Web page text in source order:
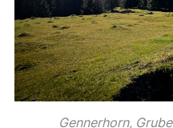
Gennerhorn,